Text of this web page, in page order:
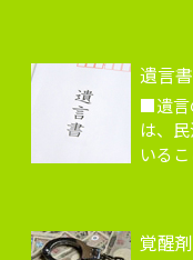
遺言
■遺言
は、
いる
覚醒